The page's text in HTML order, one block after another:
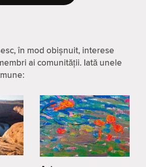
în mod obișnuit, interese
ai comunității. Iată unele